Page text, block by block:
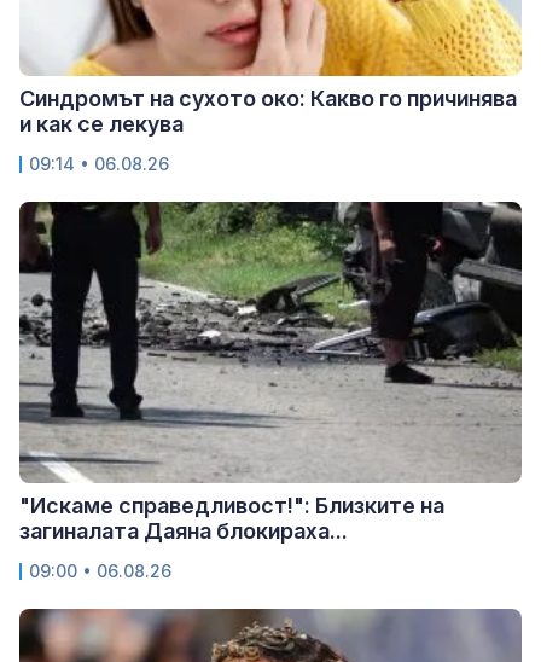
Синдромът на сухото око: Какво го причинява
и как се лекува
09:14 • 06.08.26
"Искаме справедливост!": Близките на
загиналата Даяна блокираха...
09:00 • 06.08.26